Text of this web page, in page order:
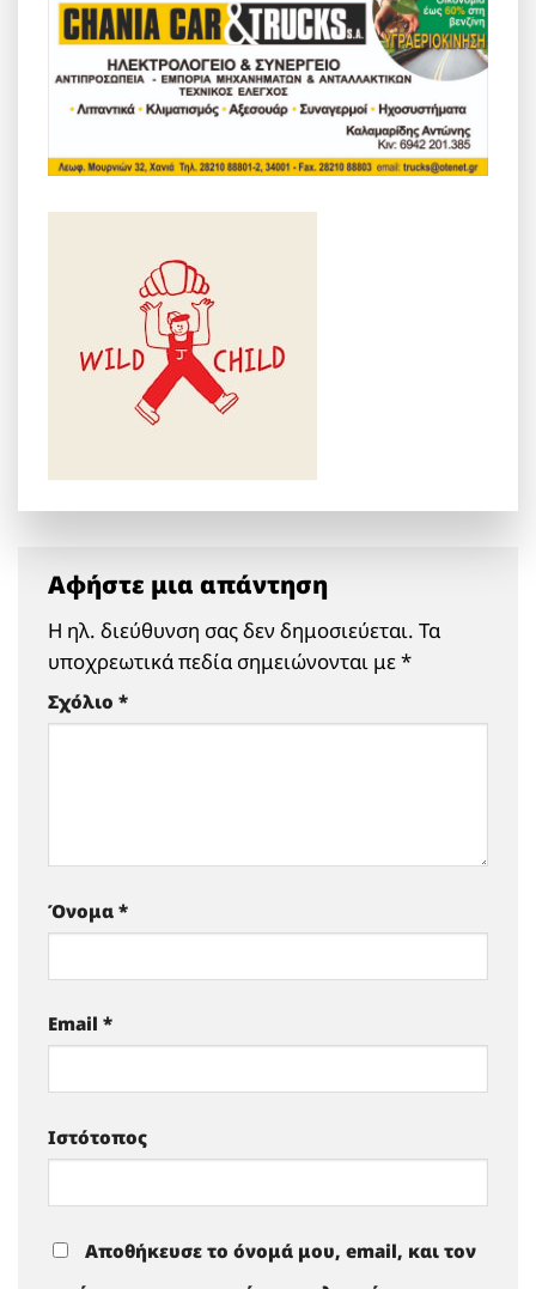
Αφήστε μια απάντηση
Η ηλ. διεύθυνση σας δεν δημοσιεύεται. Τα
υποχρεωτικά πεδία σημειώνονται με*
Σχόλιο *
Όνομα *
Email *
Ιστότοπος
Αποθήκευσε το όνομά μου, email, και τον